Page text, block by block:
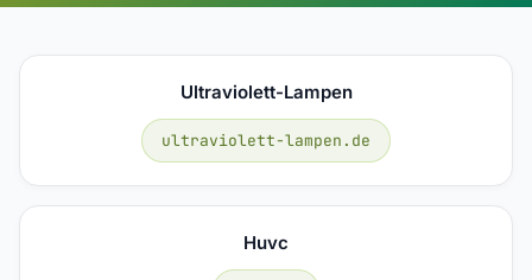
Ultraviolett-Lampen
ultraviolett-lampen.de
Huvc